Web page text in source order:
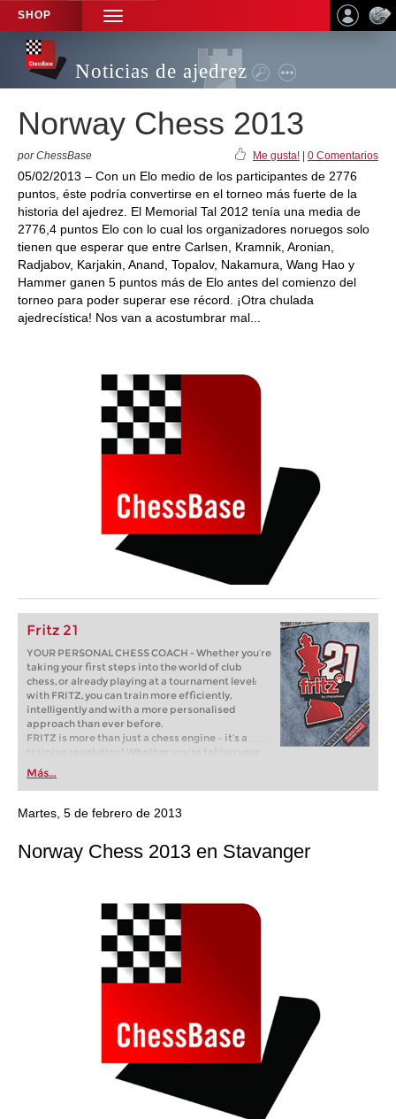
SHOP
TOGGLE
NAVIGATION
Noticias de ajedrez
Norway Chess 2013
por ChessBase Me gusta! 0 Comentarios
05/02/2013 – Con un Elo medio de los participantes de 2776
puntos, éste podría convertirse en el torneo más fuerte de la
historia del ajedrez. El Memorial Tal 2012 tenía una media de
2776,4 puntos Elo con lo cual los organizadores noruegos solo
tienen que esperar que entre Carlsen, Kramnik, Aronian,
Radjabov, Karjakin, Anand, Topalov, Nakamura, Wang Hao y
Hammer ganen 5 puntos más de Elo antes del comienzo del
torneo para poder superar ese récord. ¡Otra chulada
ajedrecística! Nos van a acostumbrar mal...
Fritz 21
YOUR PERSONAL CHESS COACH - Whether you’re
taking your first steps into the world of club
chess, or already playing at a tournament level:
with FRITZ, you can train more efficiently,
intelligently and with a more personalised
approach than ever before.
FRITZ is more than just a chess engine – it’s a
training revolution! Whether you’re taking your
first steps into the world of club chess, or already
playing at a tournament level: with FRITZ, you can
train more efficiently, intelligently and with a
more personalised approach than ever before.
Más...
Martes, 5 de febrero de 2013
Norway Chess 2013 en Stavanger